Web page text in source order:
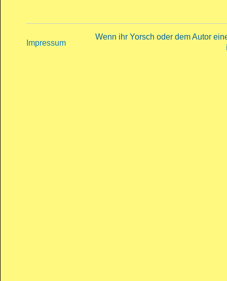
Impressum
Wenn ihr Yorsch oder dem Autor